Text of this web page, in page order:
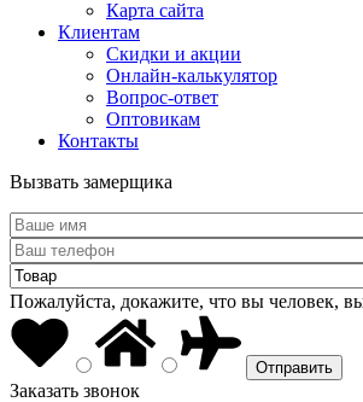
Карта сайта
Клиентам
Скидки и акции
Онлайн-калькулятор
Вопрос-ответ
Оптовикам
Контакты
Вызвать замерщика
Пожалуйста, докажите, что вы человек,
Заказать звонок